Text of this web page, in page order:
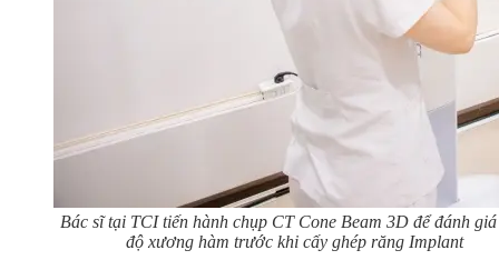
Bác sĩ tại TCI tiến hành chụp CT Cone Beam 3D để đánh
độ xương hàm trước khi cấy ghép răng Implant